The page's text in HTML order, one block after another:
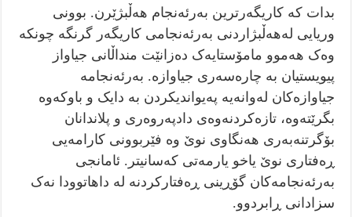
بدات کە کاریگەرترین بەرئەنجام هەڵبژێرن. بوونی
وریایی لەهەڵبژاردنی بەرئەنجامی کاریگەر گرنگە چونکە
وەک هەموو مامۆستایەک دەزانێت منداڵانی جیاواز
پیویستیان بە چارەسەری جیاوازە. بەرئەنجامە
جیاوازەکان لەوانەیە پەیواندیکردن بە دایک و باوکەوە
بگرێتەوە، تازەکردنەوەی دادپەروەری و پلاندانان
بۆگرتنەبەری هەنگاوی نوێ وە فێربوونی کارامەیی
ڕەفتاری نوێ یاخو یارمەتی کەسانیتر. ئامانجی
بەرئەنجامەکان گۆڕینی ڕەفتارکردنە لە داهاتوودا نەک
سزادانی ڕابردوو.